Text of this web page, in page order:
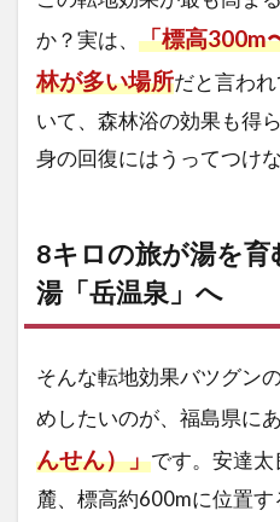
か？実は、 「標高300m
林が多い場所だと言わ
いて、森林浴の効果も得
身の回復にはうってつけな
8キロの旅が湯を育
湯「岳温泉」へ
そんな転地効果バツグン
めしたいのが、福島県に
んせん）」です。安達
麓、標高約600mに位置